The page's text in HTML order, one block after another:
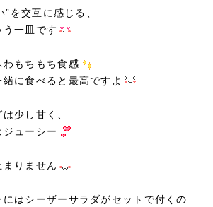
”を交互に感じる、
一皿です
もちもち食感
に食べると最高ですよ
少し甘く、
ューシー
りません
はシーザーサラダがセットで付くの